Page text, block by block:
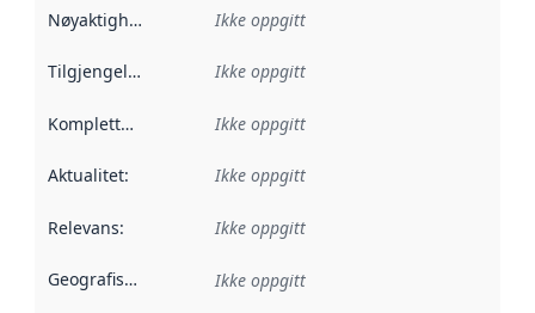
Nøyaktighet Ikke oppgitt
Tilgjengelighet Ikke oppgitt
Kompletthet Ikke oppgitt
Aktualitet: Ikke oppgitt
Relevans: Ikke oppgitt
Geografisk avgrensning :
Ikke oppgitt